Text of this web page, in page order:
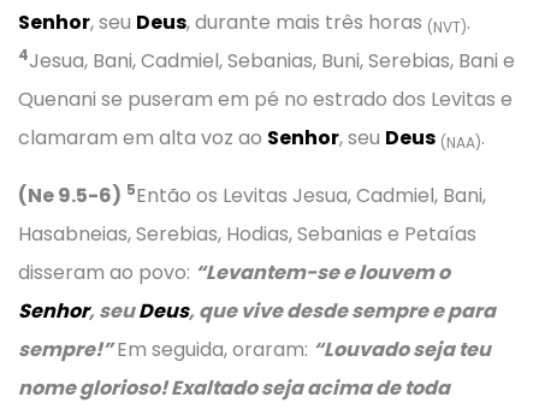
Senhor, seu Deus, durante mais três horas (NVT).
4Jesua, Bani, Cadmiel, Sebanias, Buni, Serebias, Bani e
Quenani se puseram em pé no estrado dos Levitas e
clamaram em alta voz ao Senhor, seu Deus (NAA).
(Ne 9.5-6) 5Então os Levitas Jesua, Cadmiel, Bani,
Hasabneias, Serebias, Hodias, Sebanias e Petaías
disseram ao povo: “Levantem-se e louvem o
Senhor, seuDeus, que vive desde sempre e para
sempre!”Em seguida, oraram: “Louvado seja teu
nome glorioso! Exaltado seja acima de toda